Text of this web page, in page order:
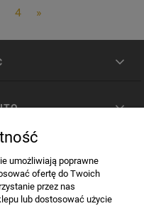
4 »
umożliwiają poprawne
ofertę do Twoich
przez nas
lub dostosować użycie